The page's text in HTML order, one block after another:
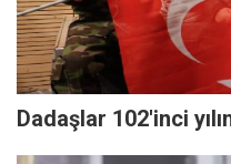
Dadaşlar 102'inci